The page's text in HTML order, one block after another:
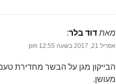
מאת דוד בלר‏:
אפריל 21, 2017 בשעה 12:55 pm
הבייקון מגן על הבשר מחדירת
מעושן.